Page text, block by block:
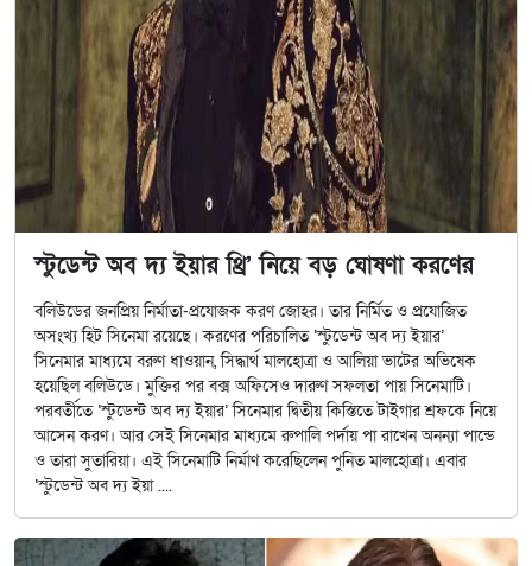
স্টুডেন্ট অব দ্য ইয়ার থ্রি’ নিয়ে বড় ঘোষণা করণের
বলিউডের জনপ্রিয় নির্মাতা-প্রযোজক করণ জোহর। তার নির্মিত ও প্রযোজিত
অসংখ্য হিট সিনেমা রয়েছে। করণের পরিচালিত ‘স্টুডেন্ট অব দ্য ইয়ার’
সিনেমার মাধ্যমে বরুণ ধাওয়ান, সিদ্ধার্থ মালহোত্রা ও আলিয়া ভাটের অভিষেক
হয়েছিল বলিউডে। মুক্তির পর বক্স অফিসেও দারুণ সফলতা পায় সিনেমাটি।
পরবর্তীতে ‘স্টুডেন্ট অব দ্য ইয়ার’ সিনেমার দ্বিতীয় কিস্তিতে টাইগার শ্রফকে নিয়ে
আসেন করণ। আর সেই সিনেমার মাধ্যমে রুপালি পর্দায় পা রাখেন অনন্যা পান্ডে
ও তারা সুতারিয়া। এই সিনেমাটি নির্মাণ করেছিলেন পুনিত মালহোত্রা। এবার
‘স্টুডেন্ট অব দ্য ইয়া ....